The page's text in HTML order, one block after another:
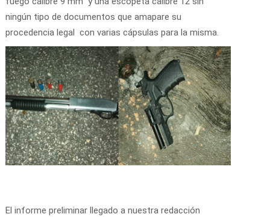
ningún tipo de documentos que amapare su
procedencia legal con varias cápsulas para la misma.
El informe preliminar llegado a nuestra redacción